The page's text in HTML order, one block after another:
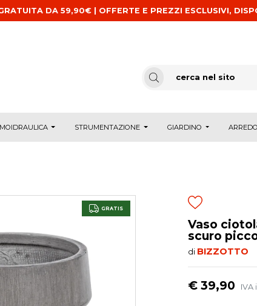
DA 59,90€ | OFFERTE E PREZZI ESCLUSIVI,
STRUMENTAZIONE GIARDINO ARREDO
GRATIS
Vaso
scuro
di BIZZOTTO
€ 39,90 IVA